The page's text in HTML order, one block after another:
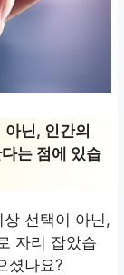
닌, 인간의
는 점에 있습
선택이 아닌,
자리 잡았습
셨나요?